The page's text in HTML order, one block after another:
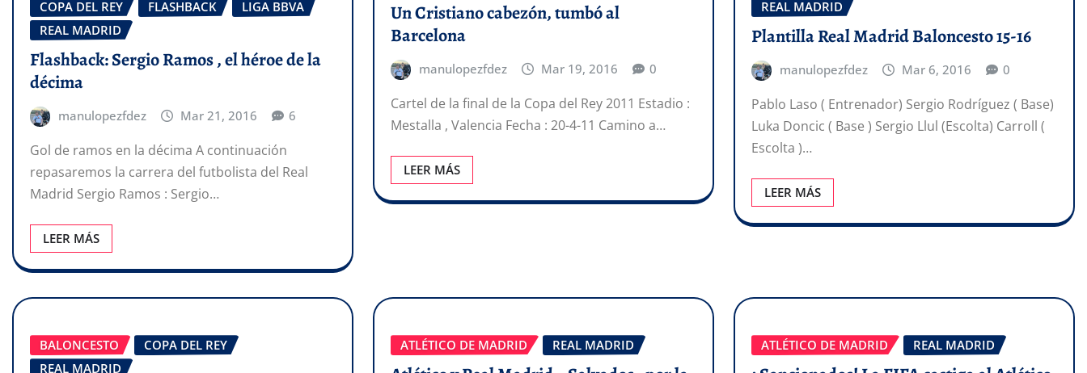
COPA DEL REY
FLASHBACK
LIGA BBVA
REAL MADRID
Flashback: Sergio Ramos , el héroe de la
décima
manulopezfdez Mar 21, 2016 6
Gol de ramos en la décima A continuación
repasaremos la carrera del futbolista del Real
Madrid Sergio Ramos : Sergio…
LEER MÁS
Un Cristiano cabezón, tumbó al
Barcelona
manulopezfdez Mar 19, 2016 0
Cartel de la final de la Copa del Rey 2011 Estadio :
Mestalla , Valencia Fecha : 20-4-11 Camino a…
LEER MÁS
REAL MADRID
Plantilla Real Madrid Baloncesto 15-16
manulopezfdez Mar 6, 2016 0
Pablo Laso ( Entrenador) Sergio Rodríguez ( Base)
Luka Doncic ( Base ) Sergio Llul (Escolta) Carroll (
Escolta )…
LEER MÁS
BALONCESTO
COPA DEL REY
REAL MADRID
ATLÉTICO DE MADRID REAL MADRID ATLÉTICO DE MADRID REAL MADRID